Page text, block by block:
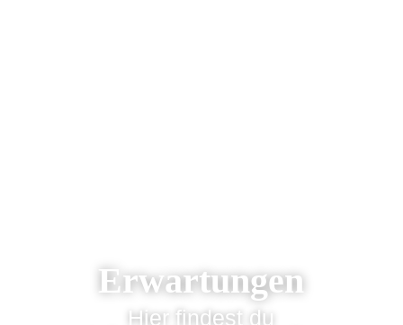
Erwartungen
Hier findest du